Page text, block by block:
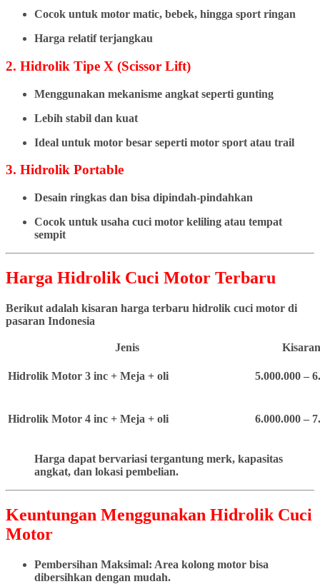
Cocok untuk motor matic, bebek, hingga sport ringan
Harga relatif terjangkau
2. Hidrolik Tipe X (Scissor Lift)
Menggunakan mekanisme angkat seperti gunting
Lebih stabil dan kuat
Ideal untuk motor besar seperti motor sport atau trail
3. Hidrolik Portable
Desain ringkas dan bisa dipindah-pindahkan
Cocok untuk usaha cuci motor keliling atau tempat
sempit
Harga Hidrolik Cuci Motor Terbaru
Berikut adalah kisaran harga terbaru hidrolik cuci motor di
pasaran Indonesia
Jenis
Hidrolik Motor 3 inc + Meja + oli 5.000.000 –
Hidrolik Motor 4 inc + Meja + oli 6.000.000 –
Harga dapat bervariasi tergantung merk, kapasitas
angkat, dan lokasi pembelian.
Keuntungan Menggunakan Hidrolik Cuci
Motor
Pembersihan Maksimal: Area kolong motor bisa
dibersihkan dengan mudah.